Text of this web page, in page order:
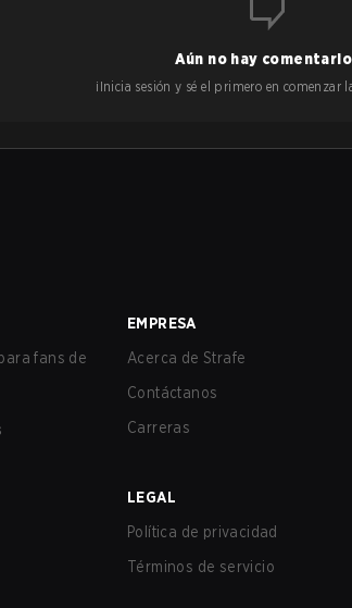
Aún no hay
¡Inicia sesión y sé el primero en comenzar
fans de
EMPRESA
Acerca de Strafe
Contáctanos
Carreras
LEGAL
Política de privacidad
Términos de servicio